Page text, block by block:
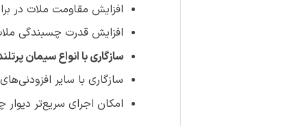
افزایش مقاومت ملات در
افزایش قدرت چسبندگی
سازگاری با انواع سیمان
سازگاری با سایر
امکان اجرای سریع‌تر